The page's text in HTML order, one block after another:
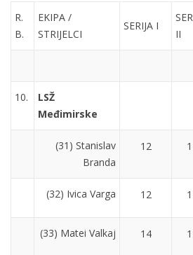
R.
B.
EKIPA /
STRIJELCI
SERIJA I
II
10.
LSŽ
Međimirske
(31) Stanislav
Branda
12
(32) Ivica Varga 12
(33) Matei Valkaj 14